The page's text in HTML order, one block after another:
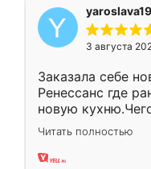
3 августа
Заказала себе
Ренессанс где
новую
вполне
два года,
Читать полностью